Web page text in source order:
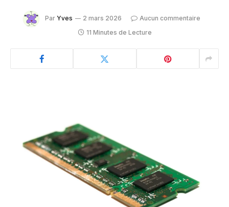
Par Yves 2 mars 2026
Aucun commentaire
11 Minutes de Lecture